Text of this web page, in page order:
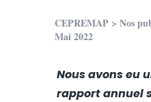
CEPREMAP > Nos
Mai 2022
Nous avons eu
rapport annuel